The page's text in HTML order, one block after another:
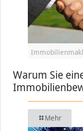
Warum Sie
Mehr